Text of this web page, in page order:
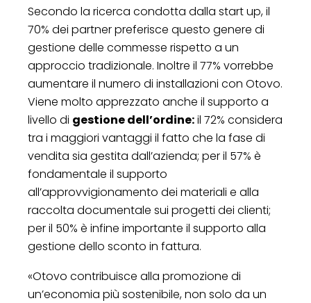
Secondo la ricerca condotta dalla start up, il
70% dei partner preferisce questo genere di
gestione delle commesse rispetto a un
approccio tradizionale. Inoltre il 77% vorrebbe
aumentare il numero di installazioni con Otovo.
Viene molto apprezzato anche il supporto a
livello di gestione dell’ordine:il 72% considera
tra i maggiori vantaggi il fatto che la fase di
vendita sia gestita dall’azienda; per il 57% è
fondamentale il supporto
all’approvvigionamento dei materiali e alla
raccolta documentale sui progetti dei clienti;
per il 50% è infine importante il supporto alla
gestione dello sconto in fattura.
«Otovo contribuisce alla promozione di
un’economia più sostenibile, non solo da un